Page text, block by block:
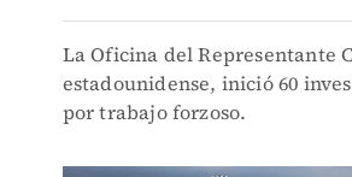
La Oficina del Representante
estadounidense, inició 60
por trabajo forzoso.